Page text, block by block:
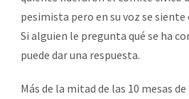
pesimista pero en su voz se
Si alguien le pregunta qué se ha
puede dar una respuesta.
Más de la mitad de las 10 mesas